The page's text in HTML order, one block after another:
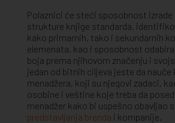
Polaznici će steći sposobnost izrade
strukture knjige standarda,
kako primarnih, tako i sekundarnih
elemenata, kao i sposobnost
boja prema njihovom značenju i
jedan od bitnih ciljeva jeste da nauče
menadžera, koji su njegovi zadaci,
osobine i veštine koje treba da
menadžer kako bi uspešno obavljao
predstavljanja brenda i kompanije.